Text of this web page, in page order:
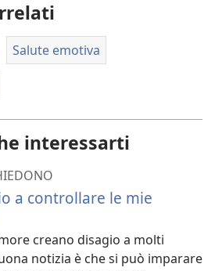
Salute emotiva
interessarti
a controllare le mie
creano disagio a molti
notizia è che si può imparare